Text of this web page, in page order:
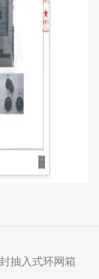
抽入式环网箱